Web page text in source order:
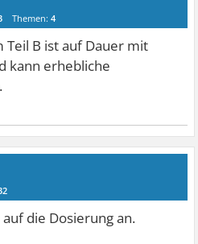
Themen:4
Teil B ist auf Dauer mit
kann erhebliche
die Dosierung an.